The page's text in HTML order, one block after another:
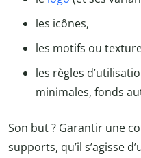
les icônes,
les motifs ou
les règles
minimales, fonds
Son but ? Garantir une
supports, qu’il s’agisse